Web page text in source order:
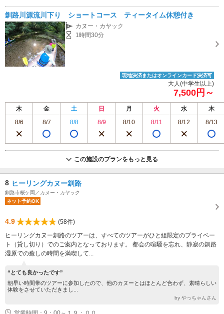
釧路川源流川下り ショートコース ティータイム休憩付き
カヌー・カヤック
1時間30分
現地決済またはオンラインカード決済可
大人(中学生以上)
7,500円～
木 金 土 日 月 火 水
木
8/6
8/7 8/8 8/9 8/10 8/11 8/12 8/13
この施設のプランをもっと見る
8 ヒーリングカヌー釧路
釧路市桜ケ岡／カヌー・カヤック
ネット予約OK
4.9
(58件)
ヒーリングカヌー釧路のツアーは、すべてのツアーがひと組限定のプライベー
ト（貸し切り）でのご案内となっております。 都会の喧騒を忘れ、静寂の釧路
湿原での癒しの時間を満喫して...
“とても良かったです”
朝早い時間帯のツアーに参加したので、他のカヌーとはほとんど合わず、素晴らしい
体験をさせていただきまし...
by やっちゃんさん